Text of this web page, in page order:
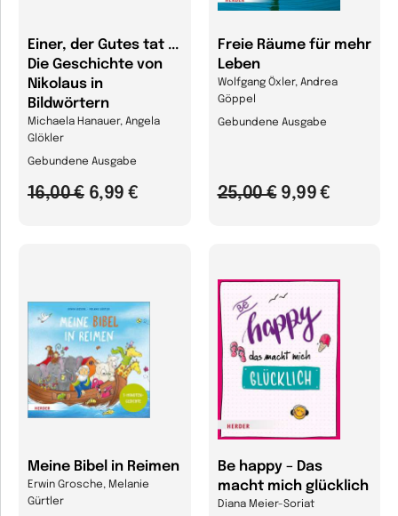
Einer, der Gutes tat ...
Die Geschichte von
Nikolaus in
Bildwörtern
Michaela Hanauer, Angela
Glökler
Gebundene Ausgabe
16,00 € 6,99 €
Freie Räume für mehr
Leben
Wolfgang Öxler, Andrea
Göppel
Gebundene Ausgabe
25,00 € 9,99 €
Meine Bibel in Reimen
Erwin Grosche, Melanie
Gürtler
Be happy – Das
macht mich glücklich
Diana Meier-Soriat